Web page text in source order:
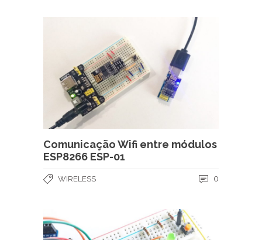
Comunicação Wifi entre módulos
ESP8266 ESP-01
WIRELESS 0